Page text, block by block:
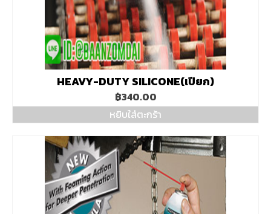
HEAVY-DUTY SILICONE(เปียก)
฿340.00
หยิบใส่ตะกร้า